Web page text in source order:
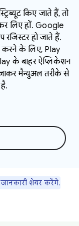
किए जाते हैं, तो
लिए हों. Google
हो जाते हैं.
करने के लिए, Play
के बाहर ऐप्लिकेशन
मैन्युअल तरीके से
शेयर करेंगे.